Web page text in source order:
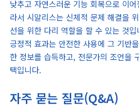
낮추고 자연스러운 기능 회복으로 이
라서 시알리스는 신체적 문제 해결을
선을 위한 다리 역할을 할 수 있는 것
긍정적 효과는 안전한 사용에 그 기반
한 정보를 습득하고, 전문가의 조언을
택입니다.
자주 묻는 질문(Q&A)